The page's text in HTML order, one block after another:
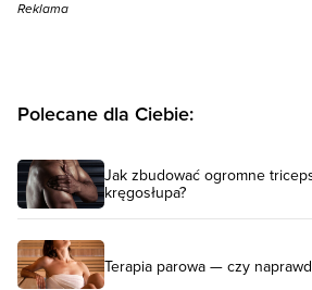
Reklama
Polecane dla Ciebie:
Jak zbudować ogromne
kręgosłupa?
Terapia parowa — czy